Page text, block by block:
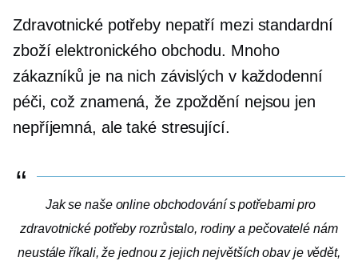
Zdravotnické potřeby nepatří mezi standardní
zboží elektronického obchodu. Mnoho
zákazníků je na nich závislých v každodenní
péči, což znamená, že zpoždění nejsou jen
nepříjemná, ale také stresující.
Jak se naše online obchodování s potřebami pro
zdravotnické potřeby rozrůstalo, rodiny a pečovatelé nám
neustále říkali, že jednou z jejich největších obav je vědět,